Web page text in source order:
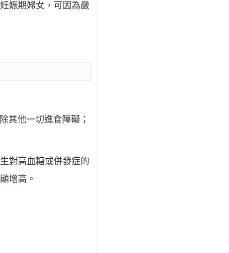
娠期婦女，可因為嚴
其他一切進食障礙；
對高血糖或併發症的
增高。